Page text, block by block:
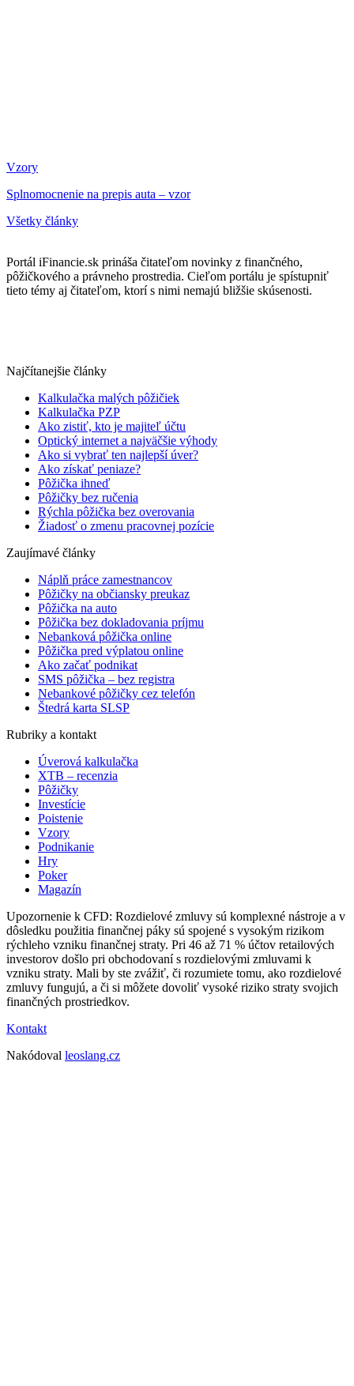
Vzory
Splnomocnenie na prepis auta – vzor
Všetky články
Portál iFinancie.sk prináša čitateľom novinky z finančného,
pôžičkového a právneho prostredia. Cieľom portálu je spístupniť
tieto témy aj čitateľom, ktorí s nimi nemajú bližšie skúsenosti.
Najčítanejšie články
Kalkulačka malých pôžičiek
Kalkulačka PZP
Ako zistiť, kto je majiteľ účtu
Optický internet a najväčšie výhody
Ako si vybrať ten najlepší úver?
Ako získať peniaze?
Pôžička ihneď
Pôžičky bez ručenia
Rýchla pôžička bez overovania
Žiadosť o zmenu pracovnej pozície
Zaujímavé články
Náplň práce zamestnancov
Pôžičky na občiansky preukaz
Pôžička na auto
Pôžička bez dokladovania príjmu
Nebanková pôžička online
Pôžička pred výplatou online
Ako začať podnikat
SMS pôžička – bez registra
Nebankové pôžičky cez telefón
Štedrá karta SLSP
Rubriky a kontakt
Úverová kalkulačka
XTB – recenzia
Pôžičky
Investície
Poistenie
Vzory
Podnikanie
Hry
Poker
Magazín
Upozornenie k CFD: Rozdielové zmluvy sú komplexné nástroje a v
dôsledku použitia finančnej páky sú spojené s vysokým rizikom
rýchleho vzniku finančnej straty. Pri 46 až 71 % účtov retailových
investorov došlo pri obchodovaní s rozdielovými zmluvami k
vzniku straty. Mali by ste zvážiť, či rozumiete tomu, ako rozdielové
zmluvy fungujú, a či si môžete dovoliť vysoké riziko straty svojich
finančných prostriedkov.
Kontakt
Nakódoval leoslang.cz